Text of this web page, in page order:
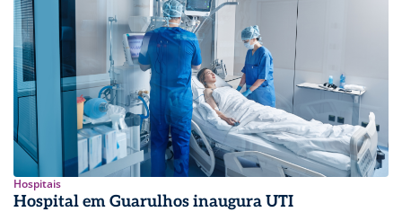
Hospitais
Hospital em Guarulhos inaugura UTI